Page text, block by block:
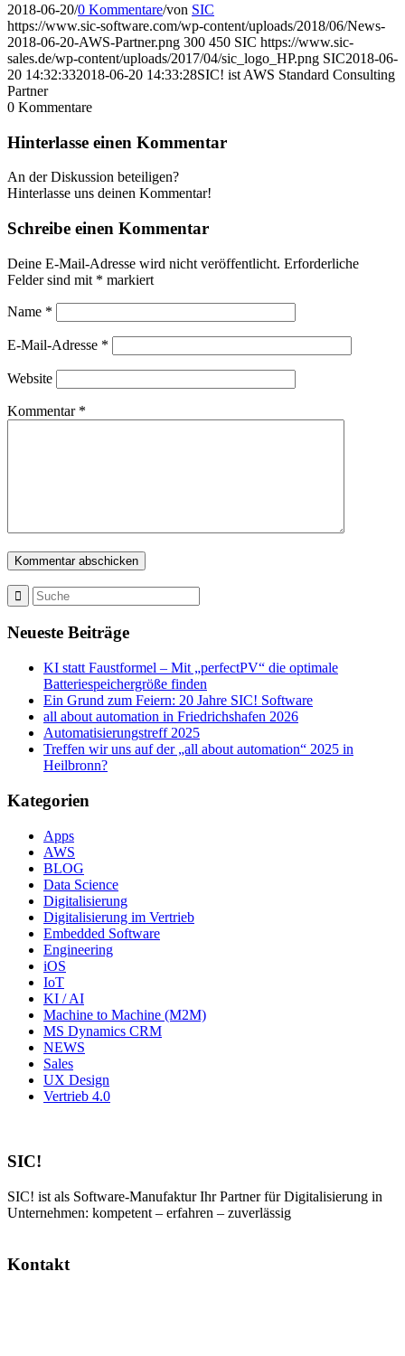
2018-06-20/0 Kommentare/von SIC
https://www.sic-software.com/wp-content/uploads/2018/06/News-
2018-06-20-AWS-Partner.png 300 450 SIC https://www.sic-
sales.de/wp-content/uploads/2017/04/sic_logo_HP.png SIC2018-06-
20 14:32:332018-06-20 14:33:28SIC! ist AWS Standard Consulting
Partner
0 Kommentare
Hinterlasse einen Kommentar
An der Diskussion beteiligen?
Hinterlasse uns deinen Kommentar!
Schreibe einen Kommentar
Deine E-Mail-Adresse wird nicht veröffentlicht. Erforderliche
Felder sind mit * markiert
Name *
E-Mail-Adresse *
Website
Kommentar *
Neueste Beiträge
KI statt Faustformel – Mit „perfectPV“ die optimale
Batteriespeichergröße finden
Ein Grund zum Feiern: 20 Jahre SIC! Software
all about automation in Friedrichshafen 2026
Automatisierungstreff 2025
Treffen wir uns auf der „all about automation“ 2025 in
Heilbronn?
Kategorien
Apps
AWS
BLOG
Data Science
Digitalisierung
Digitalisierung im Vertrieb
Embedded Software
Engineering
iOS
IoT
KI / AI
Machine to Machine (M2M)
MS Dynamics CRM
NEWS
Sales
UX Design
Vertrieb 4.0
SIC!
SIC! ist als Software-Manufaktur Ihr Partner für Digitalisierung in
Unternehmen: kompetent – erfahren – zuverlässig
Kontakt